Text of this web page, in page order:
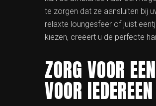
te zorgen dat ze aansluiten bij
relaxte loungesfeer of juist
kiezen, creëert u de perfecte
ZORG VOOR
VOOR